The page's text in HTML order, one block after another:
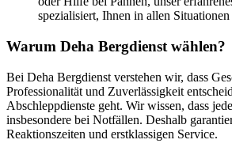
spezialisiert, Ihnen in allen Situationen
Warum Deha Bergdienst wählen?
Bei Deha Bergdienst verstehen wir, dass
Professionalität und Zuverlässigkeit
Abschleppdienste geht. Wir wissen, dass
insbesondere bei Notfällen. Deshalb
Reaktionszeiten und erstklassigen Service.